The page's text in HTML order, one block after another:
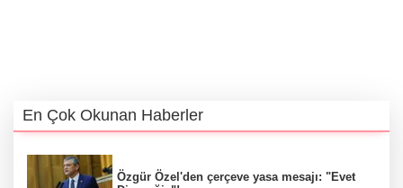
En Çok Okunan Haberler
Özgür Özel'den çerçeve yasa mesajı: "Evet